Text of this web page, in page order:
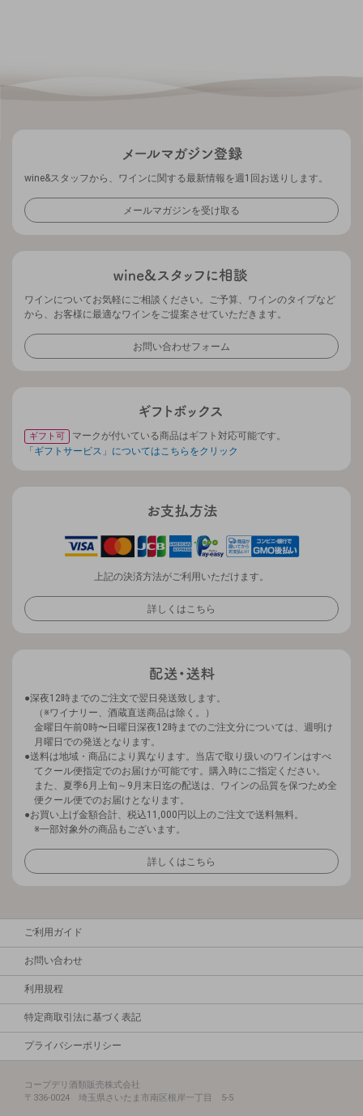
wine&スタッフから、ワインに関する最新情報を週1回お送りします。
メールマガジンを受け取る
ワインについてお気軽にご相談ください。ご予算、ワインのタイプなど
から、お客様に最適なワインをご提案させていただきます。
お問い合わせフォーム
ギフト可
マークが付いている商品はギフト対応可能です。
「ギフトサービス」についてはこちらをクリック
上記の決済方法がご利用いただけます。
詳しくはこちら
深夜12時までのご注文で翌日発送致します。
（※ワイナリー、酒蔵直送商品は除く。）
金曜日午前0時〜日曜日深夜12時までのご注文分については、週明け
月曜日での発送となります。
送料は地域・商品により異なります。当店で取り扱いのワインはすべ
てクール便指定でのお届けが可能です。購入時にご指定ください。
また、夏季6月上旬～9月末日迄の配送は、ワインの品質を保つため全
便クール便でのお届けとなります。
お買い上げ金額合計、税込11,000円以上のご注文で送料無料。
※一部対象外の商品もございます。
詳しくはこちら
ご利用ガイド
お問い合わせ
利用規程
特定商取引法に基づく表記
プライバシーポリシー
コープデリ酒類販売株式会社
〒336-0024 埼玉県さいたま市南区根岸一丁目 5-5